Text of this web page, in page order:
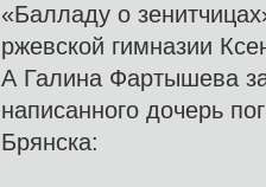
«Балладу о
ржевской гимназии
А Галина Фартышева
написанного дочерь
Брянска: